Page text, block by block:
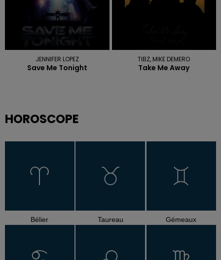
JENNIFER LOPEZ
Save Me Tonight
TIBZ, MIKE DEMERO
Take Me Away
HOROSCOPE
Bélier Taureau Gémeaux